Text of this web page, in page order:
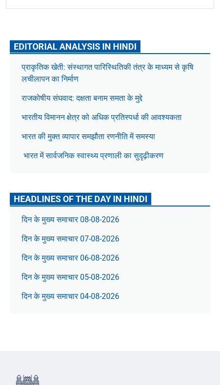
EDITORIAL ANALYSIS IN HINDI
प्राकृतिक खेती: संस्थागत पारिस्थितिकी तंत्र के माध्यम से कृषि
लचीलापन का निर्माण
राजकोषीय संघवाद: दक्षता बनाम समता के मुद्दे
भारतीय विमानन क्षेत्र को अधिक प्रतिस्पर्धा की आवश्यकता
भारत की मुक्त व्यापार समझौता रणनीति में समस्या
भारत में सार्वजनिक स्वास्थ्य प्रणाली का सुदृढ़ीकरण
HEADLINES OF THE DAY IN HINDI
दिन के मुख्य समाचार 08-08-2026
दिन के मुख्य समाचार 07-08-2026
दिन के मुख्य समाचार 06-08-2026
दिन के मुख्य समाचार 05-08-2026
दिन के मुख्य समाचार 04-08-2026